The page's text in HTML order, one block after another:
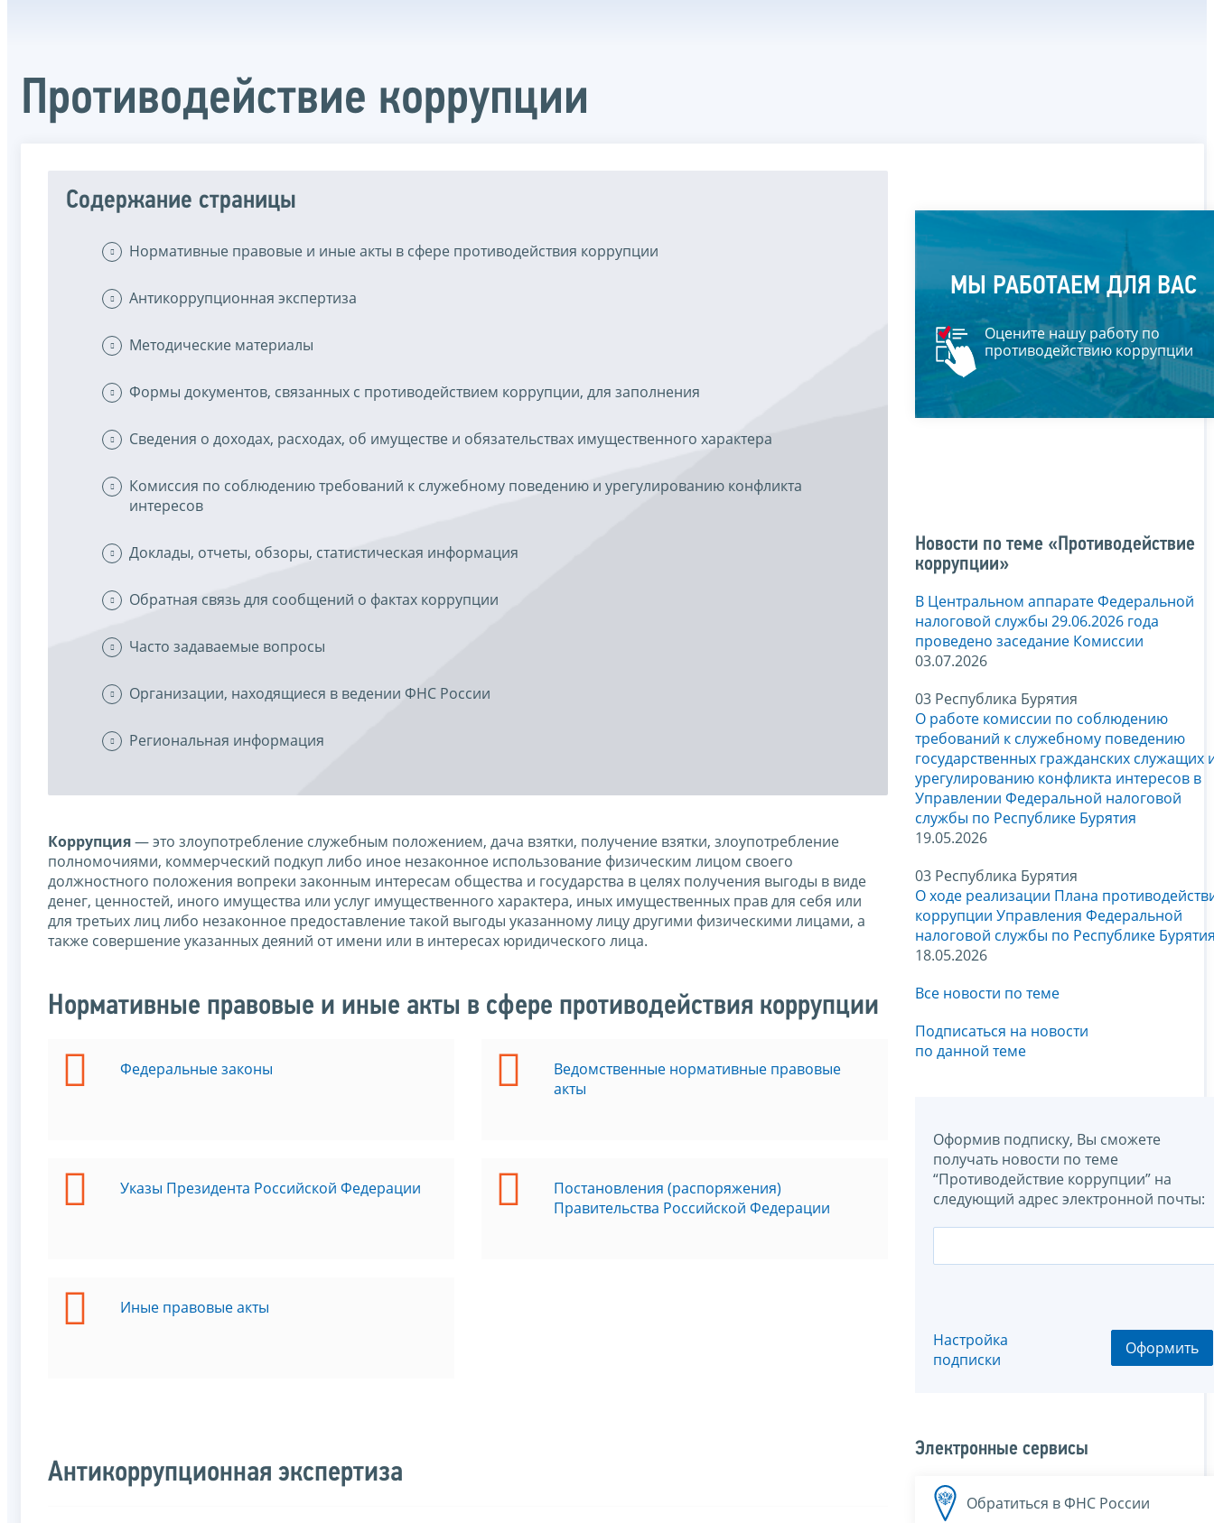
Противодействие коррупции
Содержание страницы
Нормативные правовые и иные акты в сфере противодействия коррупции
Антикоррупционная экспертиза
Методические материалы
Формы документов, связанных с противодействием коррупции, для заполнения
Сведения о доходах, расходах, об имуществе и обязательствах имущественного характера
Комиссия по соблюдению требований к служебному поведению и урегулированию конфликта
интересов
Доклады, отчеты, обзоры, статистическая информация
Обратная связь для сообщений о фактах коррупции
Часто задаваемые вопросы
Организации, находящиеся в ведении ФНС России
Региональная информация
Коррупция— это злоупотребление служебным положением, дача взятки, получение взятки, злоупотребление
полномочиями, коммерческий подкуп либо иное незаконное использование физическим лицом своего
должностного положения вопреки законным интересам общества и государства в целях получения выгоды в виде
денег, ценностей, иного имущества или услуг имущественного характера, иных имущественных прав для себя или
для третьих лиц либо незаконное предоставление такой выгоды указанному лицу другими физическими лицами, а
также совершение указанных деяний от имени или в интересах юридического лица.
Нормативные правовые и иные акты в сфере противодействия коррупции
Федеральные законы
Указы Президента Российской Федерации
Иные правовые акты
Ведомственные нормативные правовые
акты
Постановления (распоряжения)
Правительства Российской Федерации
Антикоррупционная экспертиза
МЫ РАБОТАЕМ ДЛЯ ВАС
Оцените нашу работу по
противодействию коррупции
Новости по теме «Противодействие
коррупции»
В Центральном аппарате Федеральной
налоговой службы 29.06.2026 года
проведено заседание Комиссии
03.07.2026
03 Республика Бурятия
О работе комиссии по соблюдению
требований к служебному поведению
государственных гражданских служащих
урегулированию конфликта интересов в
Управлении Федеральной налоговой
службы по Республике Бурятия
19.05.2026
03 Республика Бурятия
О ходе реализации Плана
коррупции Управления Федеральной
налоговой службы по Республике
18.05.2026
Все новости по теме
Подписаться на новости
по данной теме
Оформив подписку, Вы сможете
получать новости по теме
“Противодействие коррупции” на
следующий адрес электронной почты:
Настройка
подписки
Оформить
Электронные сервисы
Обратиться в ФНС России